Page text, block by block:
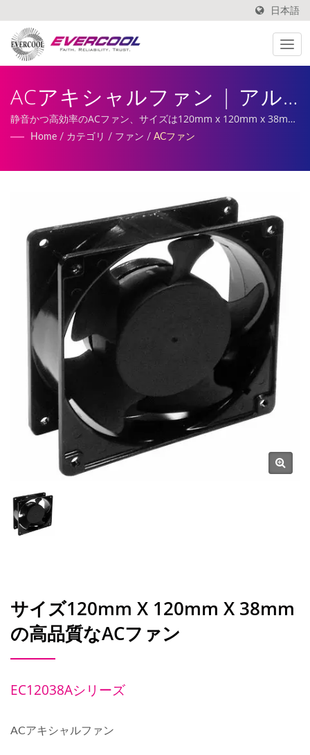
日本語
ACアキシャルファン | アル
ミ押出冷却器メーカー |
静音かつ高効率のACファン、サイズは120mm x 120mm x 38mm
で、電力産業の熱放散や室内空気交換システムで広く使用されて
ヒートシンクの製造と製造が含まれています。
Home / カテゴリ / ファン / ACファン
サイズ120mm X 120mm X 38mm
の高品質なACファン
EC12038Aシリーズ
ACアキシャルファン